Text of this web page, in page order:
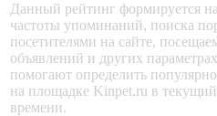
Данный рейтинг формируется
частоты упоминаний, поиска
посетителями на сайте,
объявлений и других
помогают определить
на площадке Kinpet.ru в
времени.